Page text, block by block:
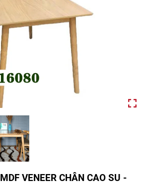
VENEER CHÂN CAO SU -